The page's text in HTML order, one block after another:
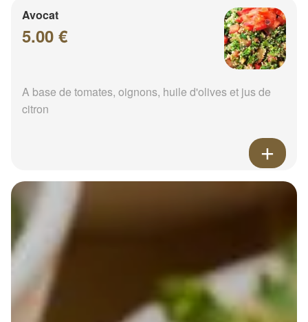
Avocat
5.00 €
A base de tomates, oignons, huile d'olives et jus de
citron